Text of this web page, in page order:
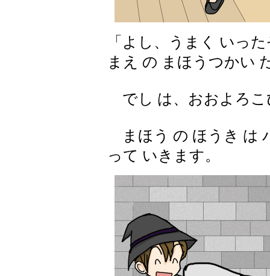
「よし、うまく いっ
まえ の まほうつかい
でし は、おおよろこ
まほう の ほうき は
って いきます。